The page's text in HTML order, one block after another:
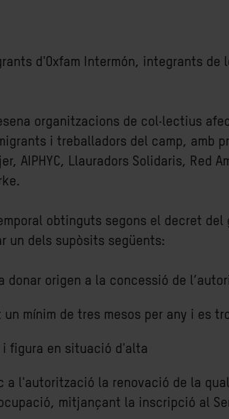
d'Oxfam Intermón, integrants
organitzacions de col·lectius
i treballadors del camp, amb
AIPHYC, Llauradors Solidaris, Red
obtinguts segons el decret
un dels supòsits següents:
donar origen a la concessió de
mínim de tres mesos per any i es
figura en situació d'alta
a l'autorització la renovació de la
mitjançant la inscripció al